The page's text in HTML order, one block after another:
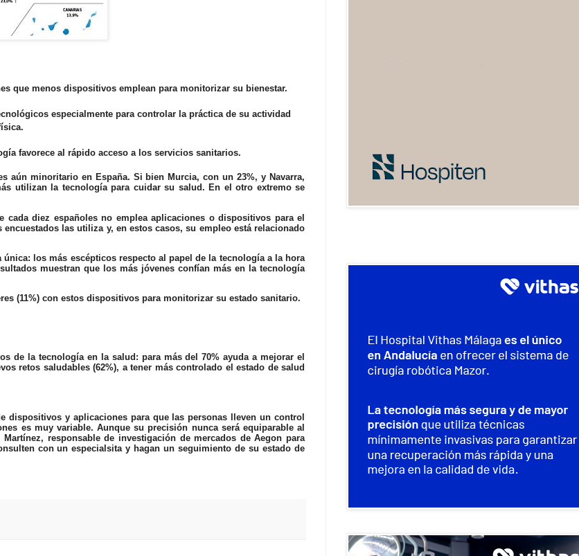
que menos dispositivos emplean para monitorizar su bienestar.
especialmente para controlar la práctica de su actividad
favorece al rápido acceso a los servicios sanitarios.
minoritario en España. Si bien Murcia, con un 23%, y Navarra,
utilizan la tecnología para cuidar su salud. En el otro extremo se
diez españoles no emplea aplicaciones o dispositivos para el
las utiliza y, en estos casos, su empleo está relacionado
los más escépticos respecto al papel de la tecnología a la hora
muestran que los más jóvenes confían más en la tecnología
(11%) con estos dispositivos para monitorizar su estado sanitario.
de la tecnología en la salud: para más del 70% ayuda a mejorar el
retos saludables (62%), a tener más controlado el estado de salud
y aplicaciones para que las personas lleven un control
es muy variable. Aunque su precisión nunca será equiparable al
responsable de investigación de mercados de Aegon para
con un especialsita y hagan un seguimiento de su estado de